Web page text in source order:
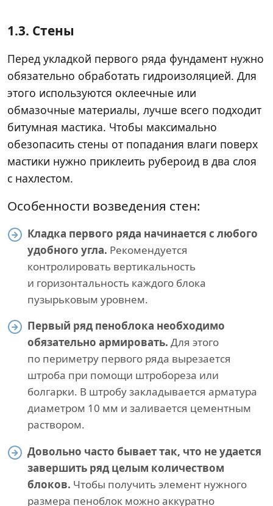
1.3. Стены
Перед укладкой первого ряда фундамент нужно
обязательно обработать гидроизоляцией. Для
этого используются оклеечные или
обмазочные материалы, лучше всего подходит
битумная мастика. Чтобы максимально
обезопасить стены от попадания влаги поверх
мастики нужно приклеить рубероид в два слоя
с нахлестом.
Особенности возведения стен:
Кладка первого ряда начинается с любого
удобного угла. Рекомендуется
контролировать вертикальность
и горизонтальность каждого блока
пузырьковым уровнем.
Первый ряд пеноблока необходимо
обязательно армировать. Для этого
по периметру первого ряда вырезается
штроба при помощи штробореза или
болгарки. В штробу закладывается арматура
диаметром 10 мм и заливается цементным
раствором.
Довольно часто бывает так, что не удается
завершить ряд целым количеством
блоков. Чтобы получить элемент нужного
размера пеноблок можно аккуратно